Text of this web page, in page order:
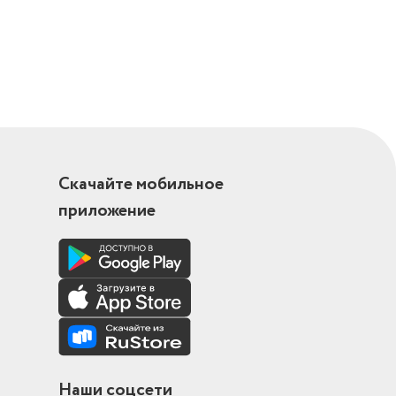
Скачайте мобильное
приложение
Наши соцсети